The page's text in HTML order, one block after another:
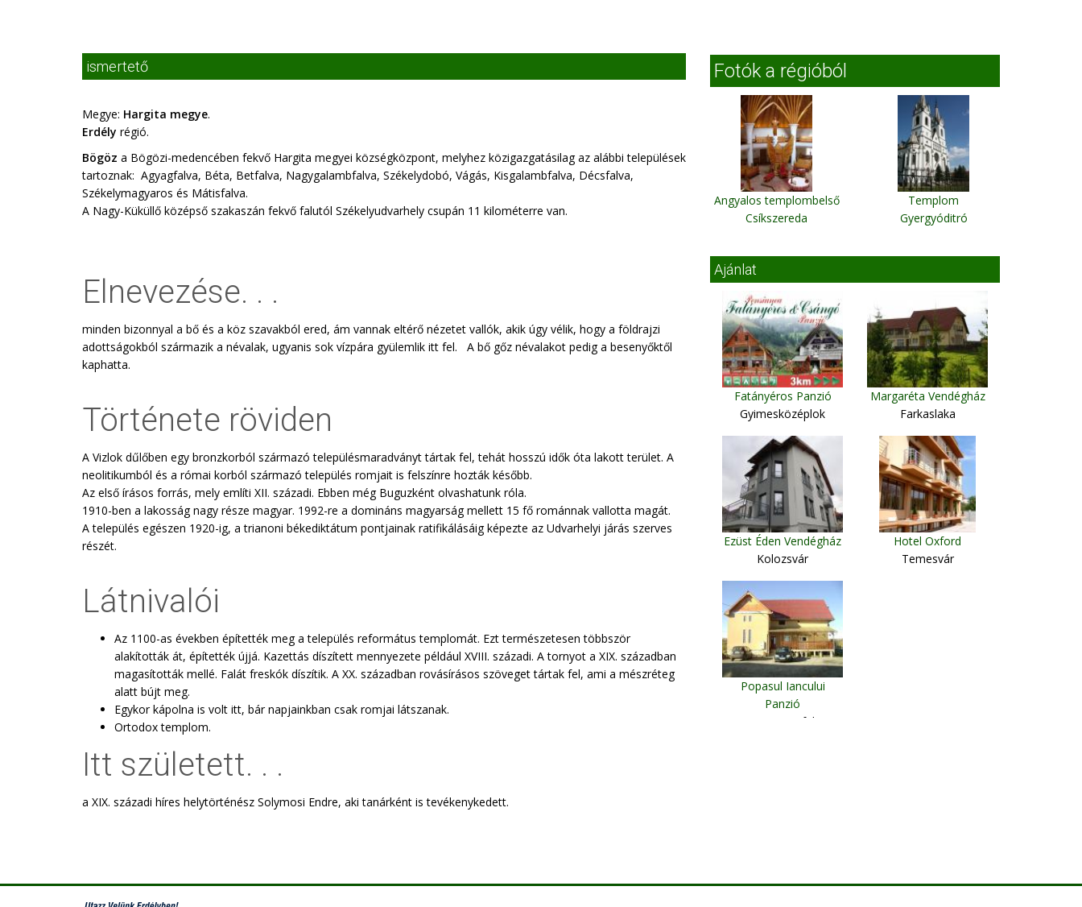
ismertető
Megye: Hargita megye.
Erdély régió.
Bögöz a Bögözi-medencében fekvő Hargita megyei községközpont, melyhez közigazgatásilag az alábbi települések
tartoznak: Agyagfalva, Béta, Betfalva, Nagygalambfalva, Székelydobó, Vágás, Kisgalambfalva, Décsfalva,
Székelymagyaros és Mátisfalva.
A Nagy-Küküllő középső szakaszán fekvő falutól Székelyudvarhely csupán 11 kilométerre van.
Elnevezése. . .
minden bizonnyal a bő és a köz szavakból ered, ám vannak eltérő nézetet vallók, akik úgy vélik, hogy a földrajzi
adottságokból származik a névalak, ugyanis sok vízpára gyülemlik itt fel. A bő gőz névalakot pedig a besenyőktől
kaphatta.
Története röviden
A Vizlok dűlőben egy bronzkorból származó településmaradványt tártak fel, tehát hosszú idők óta lakott terület. A
neolitikumból és a római korból származó település romjait is felszínre hozták később.
Az első írásos forrás, mely említi XII. századi. Ebben még Buguzként olvashatunk róla.
1910-ben a lakosság nagy része magyar. 1992-re a domináns magyarság mellett 15 fő románnak vallotta magát.
A település egészen 1920-ig, a trianoni békediktátum pontjainak ratifikálásáig képezte az Udvarhelyi járás szerves
részét.
Látnivalói
Az 1100-as években építették meg a település református templomát. Ezt természetesen többször
alakították át, építették újjá. Kazettás díszített mennyezete például XVIII. századi. A tornyot a XIX. században
magasították mellé. Falát freskók díszítik. A XX. században rovásírásos szöveget tártak fel, ami a mészréteg
alatt bújt meg.
Egykor kápolna is volt itt, bár napjainkban csak romjai látszanak.
Ortodox templom.
Itt született. . .
a XIX. századi híres helytörténész Solymosi Endre, aki tanárként is tevékenykedett.
Fotók a régióból
Angyalos templombelső
Csíkszereda
Templom
Gyergyóditró
Ajánlat
Fatányéros Panzió
Gyimesközéplok
Margaréta Vendégház
Farkaslaka
Ezüst Éden Vendégház
Kolozsvár
Hotel Oxford
Temesvár
Popasul Iancului
Panzió
Havasnagyfalu